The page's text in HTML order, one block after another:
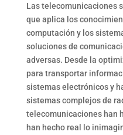
Las telecomunicaciones
que aplica los
computación y los
soluciones de
adversas. Desde la
para transportar
sistemas electrónicos y
sistemas complejos de
telecomunicaciones han
han hecho real lo